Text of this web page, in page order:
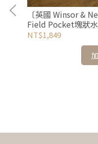
〔英國 Winsor &
Field Pocket塊狀
NT$1,849